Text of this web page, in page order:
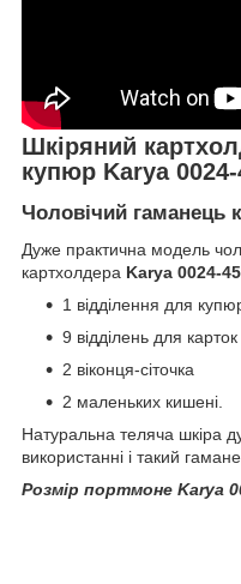
Шкіряний
купюр Karya
Чоловічий гаманець
Дуже практична модель
картхолдера Karya 0024-
1 відділення для
9 відділень для карток
2 віконця-сіточка
2 маленьких кишені.
Натуральна теляча шкіра
використанні і такий
Розмір портмоне Karya